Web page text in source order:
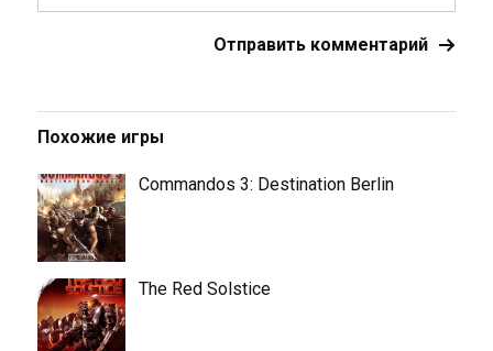
Похожие игры
Commandos 3: Destination Berlin
The Red Solstice